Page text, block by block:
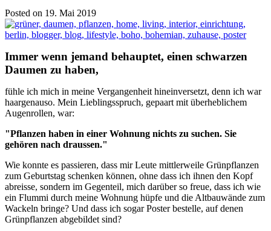
Posted on 19. Mai 2019
Immer wenn jemand behauptet, einen schwarzen
Daumen zu haben,
fühle ich mich in meine Vergangenheit hineinversetzt, denn ich war
haargenauso. Mein Lieblingsspruch, gepaart mit überheblichem
Augenrollen, war:
"Pflanzen haben in einer Wohnung nichts zu suchen. Sie
gehören nach draussen."
Wie konnte es passieren, dass mir Leute mittlerweile Grünpflanzen
zum Geburtstag schenken können, ohne dass ich ihnen den Kopf
abreisse, sondern im Gegenteil, mich darüber so freue, dass ich wie
ein Flummi durch meine Wohnung hüpfe und die Altbauwände zum
Wackeln bringe? Und dass ich sogar Poster bestelle, auf denen
Grünpflanzen abgebildet sind?